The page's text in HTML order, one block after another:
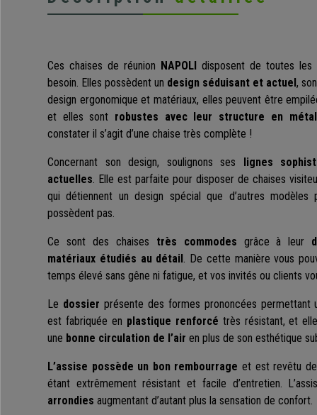
Ces chaises de réunion NAPOLI disposent de toutes les
besoin. Elles possèdent un design séduisant et actuel,
design ergonomique et matériaux, elles peuvent être
et elles sont robustes avec leur structure en
constater il s’agit d’une chaise très complète !
Concernant son design, soulignons ses lignes
actuelles. Elle est parfaite pour disposer de chaises
qui détiennent un design spécial que d’autres
possèdent pas.
Ce sont des chaises très commodes grâce à leur
matériaux étudiés au détail. De cette manière vous
temps élevé sans gêne ni fatigue, et vos invités ou clients
Le dossier présente des formes prononcées permettant
est fabriquée en plastique renforcé très résistant, et
une bonne circulation de l’air en plus de son esthétique
L’assise possède un bon rembourrage et est revêtu de
étant extrêmement résistant et facile d’entretien.
arrondies augmentant d’autant plus la sensation de confort.